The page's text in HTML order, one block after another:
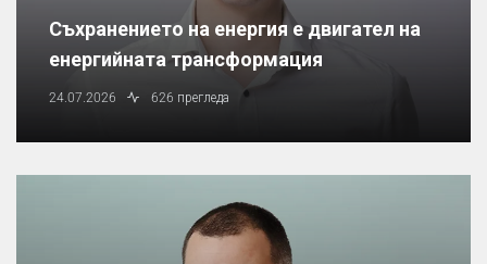
Съхранението на енергия е двигател на
енергийната трансформация
24.07.2026 626 прегледа